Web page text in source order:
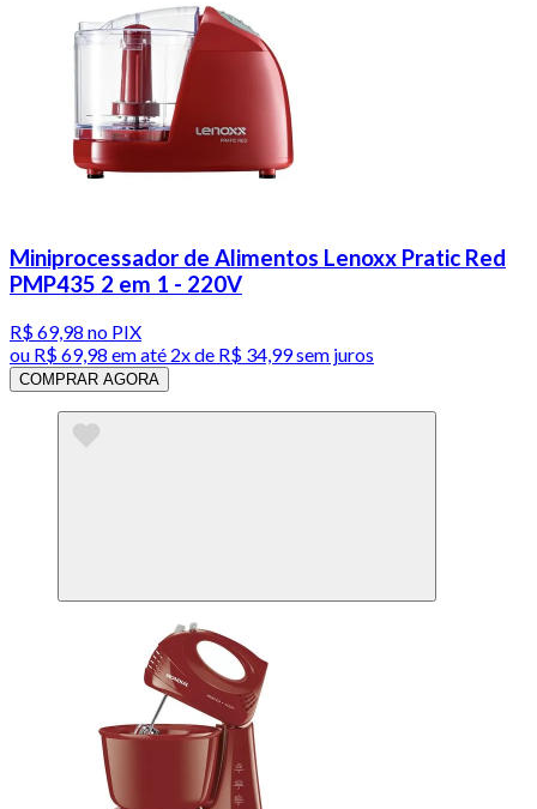
Miniprocessador de Alimentos Lenoxx Pratic Red
PMP435 2 em 1 - 220V
R$ 69,98 no PIX
ou R$ 69,98 em até 2x de R$ 34,99 sem juros
COMPRAR AGORA